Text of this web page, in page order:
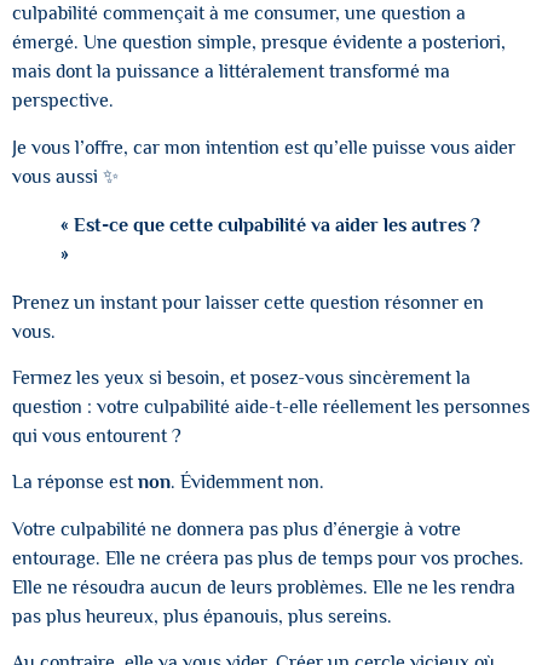
culpabilité commençait à me consumer, une question a
émergé. Une question simple, presque évidente a posteriori,
mais dont la puissance a littéralement transformé ma
perspective.
Je vous l’offre, car mon intention est qu’elle puisse vous aider
vous aussi ✨
« Est-ce que cette culpabilité va aider les autres ?
»
Prenez un instant pour laisser cette question résonner en
vous.
Fermez les yeux si besoin, et posez-vous sincèrement la
question : votre culpabilité aide-t-elle réellement les personnes
qui vous entourent ?
La réponse estnon. Évidemment non.
Votre culpabilité ne donnera pas plus d’énergie à votre
entourage. Elle ne créera pas plus de temps pour vos proches.
Elle ne résoudra aucun de leurs problèmes. Elle ne les rendra
pas plus heureux, plus épanouis, plus sereins.